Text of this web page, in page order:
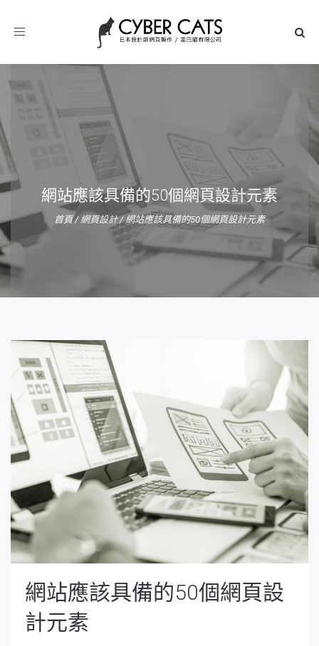
Toggle
網站應該具備的50個網頁設計元素
首頁/網頁設計/網站應該具備的50個網頁設計元素
網站應該具備的50個網頁設
計元素